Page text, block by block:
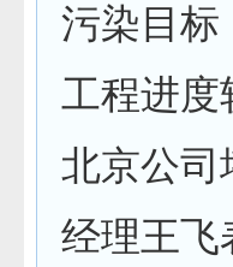
污染目标
工程进度
北京公司
经理王飞